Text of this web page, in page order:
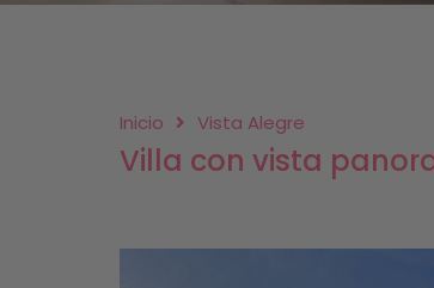
Inicio Vista Alegre
Villa con vista